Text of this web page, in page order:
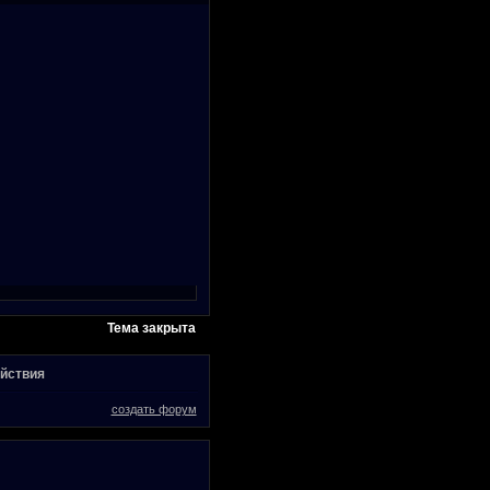
Тема закрыта
создать форум